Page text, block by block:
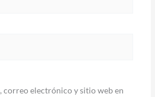
correo electrónico y sitio web en